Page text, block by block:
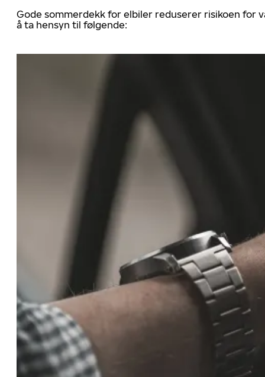
Gode sommerdekk for elbiler reduserer risikoen for
å ta hensyn til følgende: